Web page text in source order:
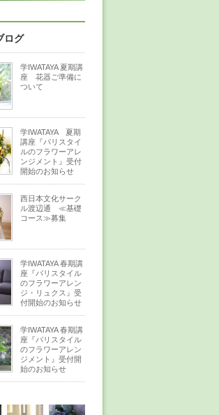
ログ
学IWATAYA 夏期講
座 花器ご準備に
ついて
学IWATAYA 夏期
講座『パリスタイ
ルのフラワーアレ
ンジメント』受付
開始のお知らせ
西日本文化サーク
ル渡辺通 ≪基礎
コース≫募集
学IWATAYA 春期講
座『パリスタイル
のフラワーアレン
ジ・リュクス』受
付開始のお知らせ
学IWATAYA 春期講
座『パリスタイル
のフラワーアレン
ジメント』受付開
始のお知らせ